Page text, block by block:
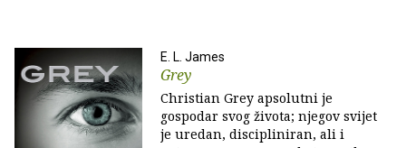
E. L. James
Grey
Christian Grey apsolutni je
gospodar svog života; njegov svijet
je uredan, discipliniran, ali i